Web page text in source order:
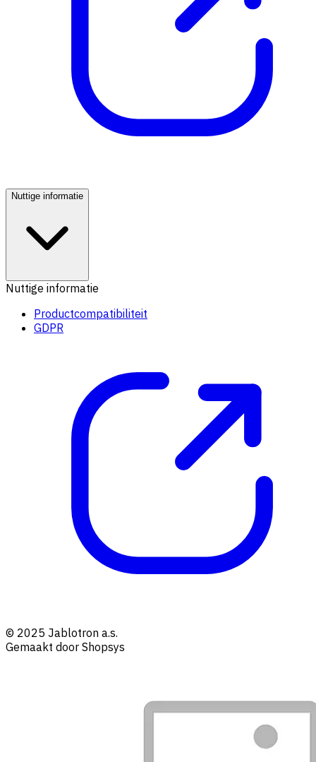
Nuttige informatie
Nuttige informatie
Productcompatibiliteit
GDPR
© 2025 Jablotron a.s.
Gemaakt door Shopsys